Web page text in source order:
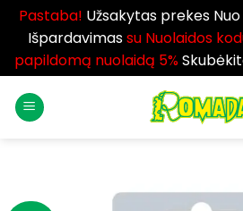
Pastaba! Užsakytas prekes
Išpardavimassu Nuolaidos
papildomą nuolaidą 5%